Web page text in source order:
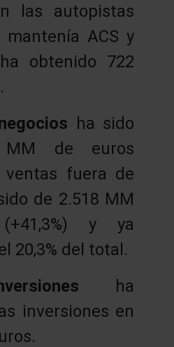
las autopistas
mantenía ACS y
obtenido 722
ha sido
de euros
ventas fuera de
de 2.518 MM
y ya
20,3% del total.
ha
inversiones en